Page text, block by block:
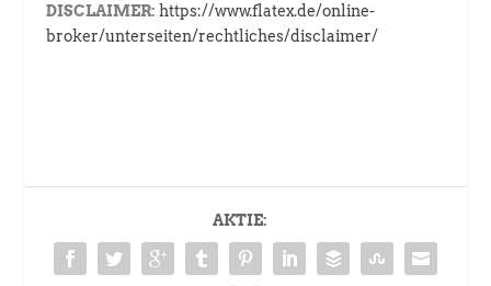
DISCLAIMER: https://www.flatex.de/online-
broker/unterseiten/rechtliches/disclaimer/
AKTIE: